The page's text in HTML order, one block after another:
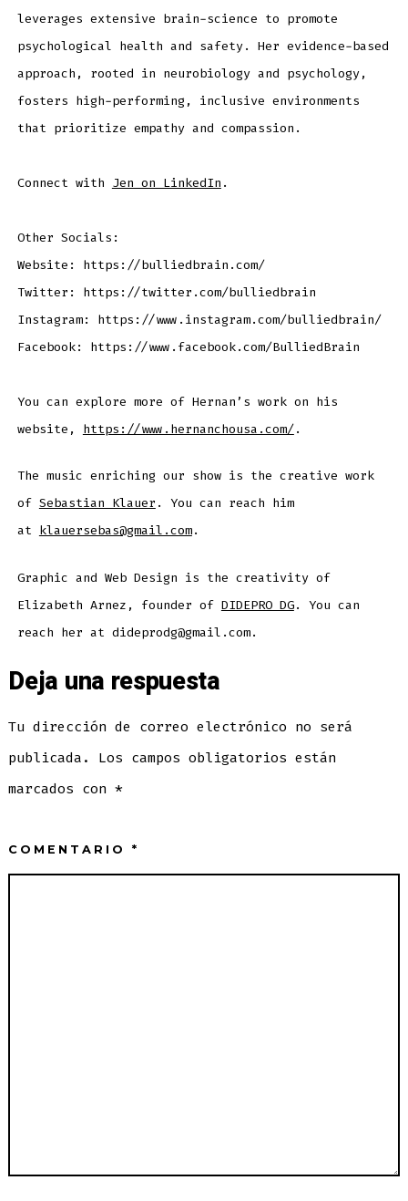
leverages extensive brain-science to promote
psychological health and safety. Her evidence-based
approach, rooted in neurobiology and psychology,
fosters high-performing, inclusive environments
that prioritize empathy and compassion.
Connect with Jen on LinkedIn .
Other Socials:
Website: https://bulliedbrain.com/
Twitter: https://twitter.com/bulliedbrain
Instagram: https://www.instagram.com/bulliedbrain/
Facebook: https://www.facebook.com/BulliedBrain
You can explore more of Hernan’s work on his
website, https://www.hernanchousa.com/.
The music enriching our show is the creative work
of Sebastian Klauer . You can reach him
at klauersebas@gmail.com.
Graphic and Web Design is the creativity of
Elizabeth Arnez, founder of DIDEPRO DG. You can
reach her at dideprodg@gmail.com.
Deja una respuesta
Tu dirección de correo electrónico no será
publicada.
Los campos obligatorios están
marcados con*
COMENTARIO*